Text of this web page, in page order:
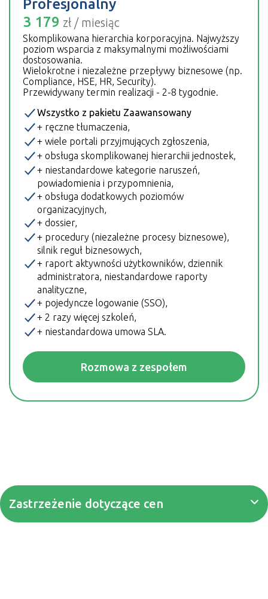
Profesjonalny
3 179 zł‎ / miesiąc
Skomplikowana hierarchia korporacyjna. Najwyższy
poziom wsparcia z maksymalnymi możliwościami
dostosowania.
Wielokrotne i niezależne przepływy biznesowe (np.
Compliance, HSE, HR, Security).
Przewidywany termin realizacji - 2-8 tygodnie.
Wszystko z pakietu Zaawansowany
+ ręczne tłumaczenia,
+ wiele portali przyjmujących zgłoszenia,
+ obsługa skomplikowanej hierarchii jednostek,
+ niestandardowe kategorie naruszeń,
powiadomienia i przypomnienia,
+ obsługa dodatkowych poziomów
organizacyjnych,
+ dossier,
+ procedury (niezależne procesy biznesowe),
silnik reguł biznesowych,
+ raport aktywności użytkowników, dziennik
administratora, niestandardowe raporty
analityczne,
+ pojedyncze logowanie (SSO),
+ 2 razy więcej szkoleń,
+ niestandardowa umowa SLA.
Rozmowa z zespołem
Zastrzeżenie dotyczące cen